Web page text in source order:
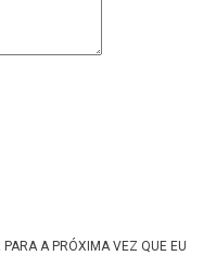
A PRÓXIMA VEZ QUE EU